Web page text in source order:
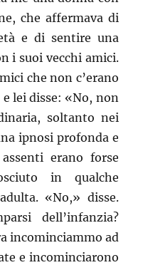
che affermava di
e di sentire una
i suoi vecchi amici.
che non c’erano
lei disse: «No, non
soltanto nei
ipnosi profonda e
erano forse
in qualche
«No,» disse.
dell’infanzia?
incominciammo ad
e incominciarono